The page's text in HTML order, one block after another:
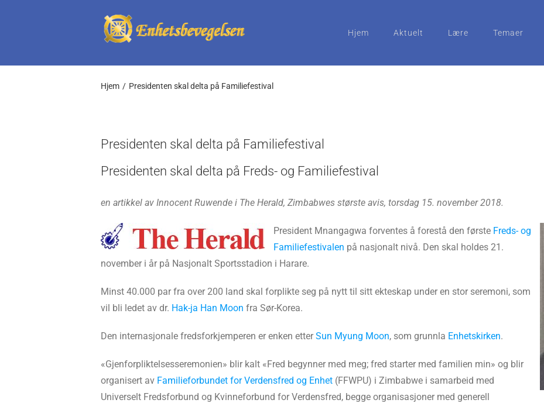
Hjem Aktuelt Lære Temaer
Hjem Presidenten skal delta på Familiefestival
Presidenten skal delta på Familiefestival
Presidenten skal delta på Freds- og Familiefestival
en artikkel av Innocent Ruwende i The Herald, Zimbabwes største avis, torsdag 15. november 2018.
President Mnangagwa forventes å forestå den første Freds- og
Familiefestivalen på nasjonalt nivå. Den skal holdes 21.
november i år på Nasjonalt Sportsstadion i Harare.
Minst 40.000 par fra over 200 land skal forplikte seg på nytt til sitt ekteskap under en stor seremoni, som
vil bli ledet av dr. Hak-ja Han Moon fra Sør-Korea.
Den internasjonale fredsforkjemperen er enken etterSun Myung Moon, som grunnla Enhetskirken.
«Gjenforpliktelsesseremonien» blir kalt «Fred begynner med meg; fred starter med familien min» og blir
organisert av Familieforbundet for Verdensfred og Enhet (FFWPU) i Zimbabwe i samarbeid med
Universelt Fredsforbund og Kvinneforbund for Verdensfred, begge organisasjoner med generell